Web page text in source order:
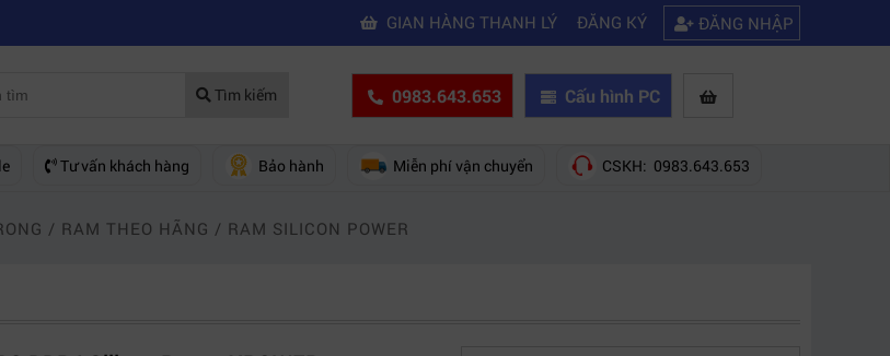
Mách bạn 5 cách khắc phục laptop không kết nối được wifi|Kinh nghiệm chọn mua máy quay phim giá rẻ bạn nên biết
GIAN HÀNG THANH LÝ ĐĂNG KÝ ĐĂNG NHẬP
Tìm kiếm 0983.643.653 Cấu hình PC
Tư vấn khách hàng Bảo hành Miễn phí vận chuyển CSKH: 0983.643.653
/ RAM THEO HÃNG / RAM SILICON POWER